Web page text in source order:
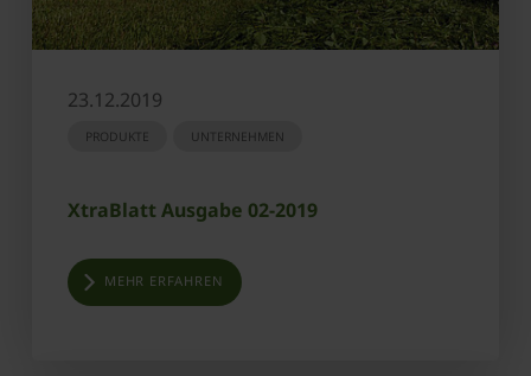
23.12.2019
PRODUKTE UNTERNEHMEN
XtraBlatt Ausgabe 02-2019
MEHR ERFAHREN